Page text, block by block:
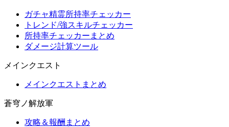
ガチャ精霊所持率チェッカー
トレンド/強スキルチェッカー
所持率チェッカーまとめ
ダメージ計算ツール
メインクエスト
メインクエストまとめ
蒼穹ノ解放軍
攻略＆報酬まとめ